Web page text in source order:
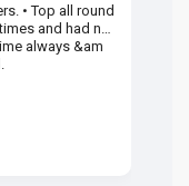
• Top all round
and had no
always &am